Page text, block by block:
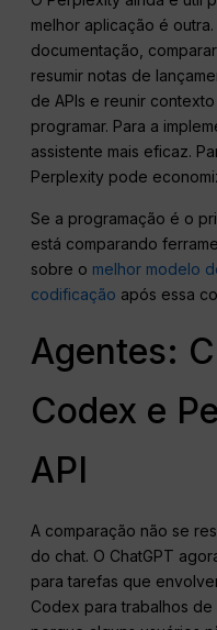
melhor aplicação é
documentação,
resumir notas de
de APIs e reunir
programar. Para a
assistente mais eficaz.
Perplexity pode
Se a programação é o
está comparando
sobre o melhor modelo
codificação após essa
Agentes:
Codex e
API
A comparação não se
do chat. O ChatGPT
para tarefas que
Codex para trabalhos